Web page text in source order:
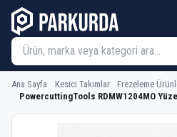
Ana Sayfa Kesici Takımlar Frezeleme
PowercuttingTools RDMW1204MO
PowercuttingTools